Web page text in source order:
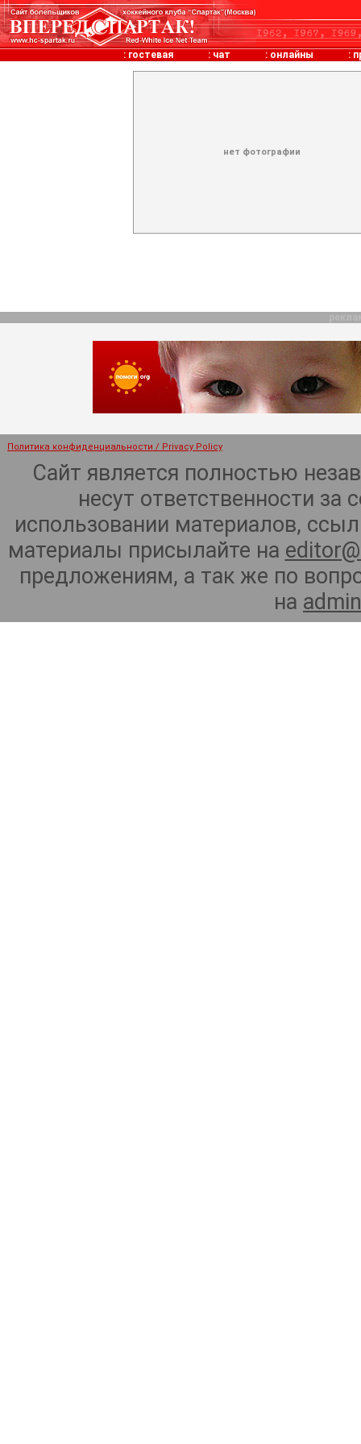
: гостевая : чат : онлайны :
нет фотографии
Политика конфиденциальности / Privacy Policy
Сайт является полностью
несут ответственности
использовании материалов,
материалы присылайте на
предложениям, а так же по
на